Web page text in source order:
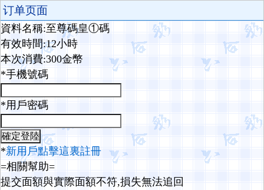
订单页面
資料名稱:至尊碼皇①碼
有效時間:12小時
本次消費:300金幣
*手機號碼
*用戶密碼
*新用戶點擊這裏註冊
=相關幫助=
提交面額與實際面額不符,損失無法追回